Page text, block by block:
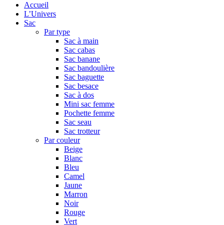
Accueil
L’Univers
Sac
Par type
Sac à main
Sac cabas
Sac banane
Sac bandoulière
Sac baguette
Sac besace
Sac à dos
Mini sac femme
Pochette femme
Sac seau
Sac trotteur
Par couleur
Beige
Blanc
Bleu
Camel
Jaune
Marron
Noir
Rouge
Vert